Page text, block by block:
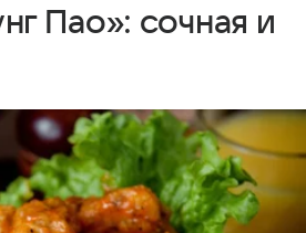
Пао»: сочная и